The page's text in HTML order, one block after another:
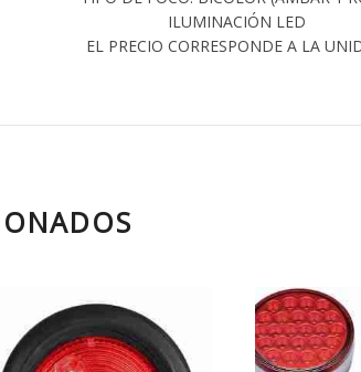
ILUMINACIÓN LED
EL PRECIO CORRESPONDE A LA